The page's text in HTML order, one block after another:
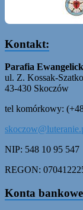
Kontakt:
Parafia
ul. Z. Kossak-
43-430 Skoczów
tel komórkowy:
NIP: 548 10 95 547
REGON:
Konta